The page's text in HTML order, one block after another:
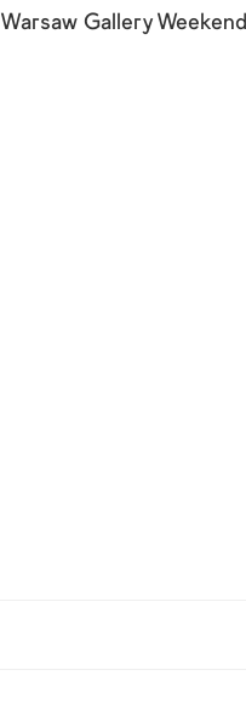
Warsaw Gallery Weekend